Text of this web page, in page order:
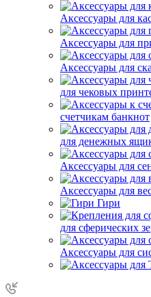
Аксессуары для
Аксессуары для
Аксессуары для
для чековых
счетчикам банкнот
для денежных
Аксессуары для
Аксессуары для
Гири
для сферических
Аксессуары для